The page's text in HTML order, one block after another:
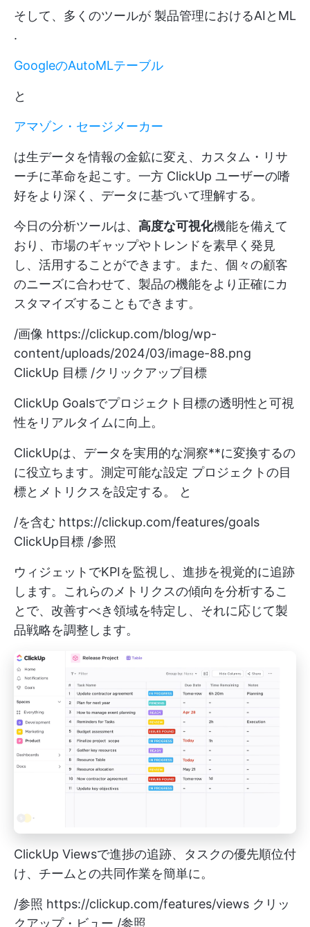
そして、多くのツールが 製品管理におけるAIとML
.
GoogleのAutoMLテーブル
と
アマゾン・セージメーカー
は生データを情報の金鉱に変え、カスタム・リサ
ーチに革命を起こす。一方 ClickUp ユーザーの嗜
好をより深く、データに基づいて理解する。
今日の分析ツールは、 高度な可視化機能を備えて
おり、市場のギャップやトレンドを素早く発見
し、活用することができます。また、個々の顧客
のニーズに合わせて、製品の機能をより正確にカ
スタマイズすることもできます。
/画像 https://clickup.com/blog/wp-
content/uploads/2024/03/image-88.png
ClickUp 目標 /クリックアップ目標
ClickUp Goalsでプロジェクト目標の透明性と可視
性をリアルタイムに向上。
ClickUpは、データを実用的な洞察**に変換するの
に役立ちます。測定可能な設定 プロジェクトの目
標とメトリクスを設定する。
と
/を含む https://clickup.com/features/goals
ClickUp目標 /参照
ウィジェットでKPIを監視し、進捗を視覚的に追跡
します。これらのメトリクスの傾向を分析するこ
とで、改善すべき領域を特定し、それに応じて製
品戦略を調整します。
ClickUp Viewsで進捗の追跡、タスクの優先順位付
け、チームとの共同作業を簡単に。
/参照 https://clickup.com/features/views クリッ
クアップ・ビュー /参照